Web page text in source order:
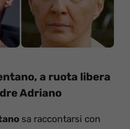
a ruota libera
Adriano
sa raccontarsi con